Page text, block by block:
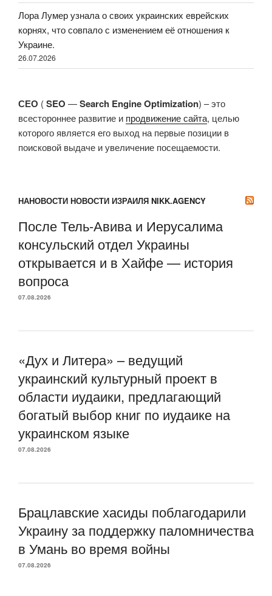
Лора Лумер узнала о своих украинских еврейских
корнях, что совпало с изменением её отношения к
Украине.
26.07.2026
СЕО (SEO —Search Engine Optimization) – это
всестороннее развитие и продвижение сайта, целью
которого является его выход на первые позиции в
поисковой выдаче и увеличение посещаемости.
НАНОВОСТИ НОВОСТИ ИЗРАИЛЯ NIKK.AGENCY
После Тель-Авива и Иерусалима
консульский отдел Украины
открывается и в Хайфе — история
вопроса
07.08.2026
«Дух и Литера» – ведущий
украинский культурный проект в
области иудаики, предлагающий
богатый выбор книг по иудаике на
украинском языке
07.08.2026
Брацлавские хасиды поблагодарили
Украину за поддержку паломничества
в Умань во время войны
07.08.2026